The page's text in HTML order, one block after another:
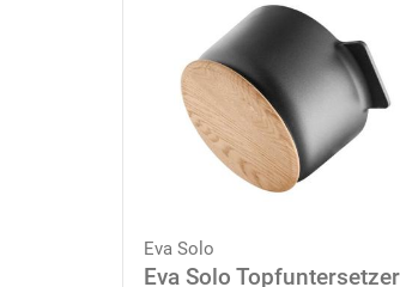
Eva Solo